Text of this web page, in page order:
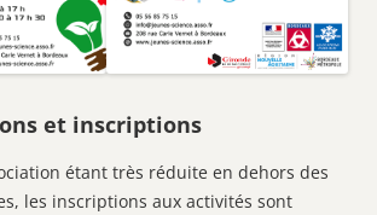
et inscriptions
étant très réduite en dehors des
les inscriptions aux activités sont